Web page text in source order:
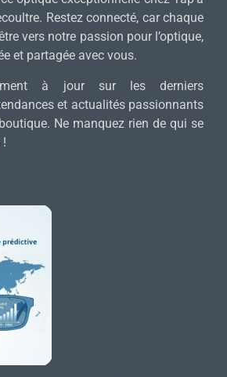
Restez connecté, car chaque
vers notre passion pour l’optique,
et partagée avec vous.
à jour sur les derniers
et actualités passionnants
Ne manquez rien de qui se